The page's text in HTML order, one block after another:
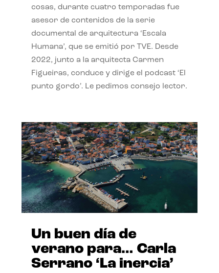
cosas, durante cuatro temporadas fue
asesor de contenidos de la serie
documental de arquitectura ‘Escala
Humana’, que se emitió por TVE. Desde
2022, junto a la arquitecta Carmen
Figueiras, conduce y dirige el podcast ‘El
punto gordo’. Le pedimos consejo lector.
Un buen día de
verano para… Carla
Serrano ‘La inercia’